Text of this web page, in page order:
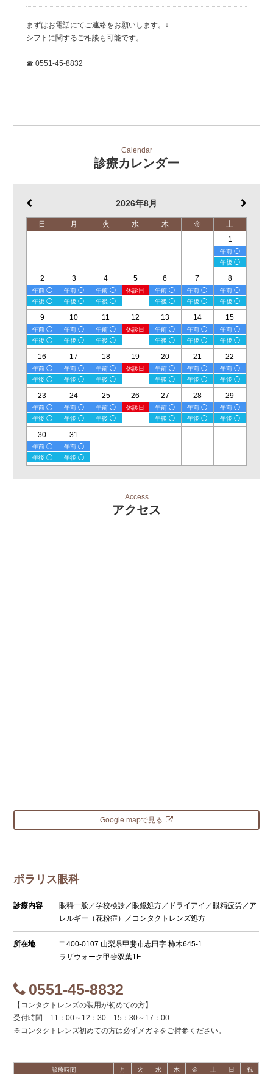
まずはお電話にてご連絡をお願いします。↓
シフトに関するご相談も可能です。
☎ 0551-45-8832
Calendar
診療カレンダー
2026年8月
日 月 火 水 木 金
土
1
午前 ◯
午後 ◯
2
午前 ◯
午後 ◯
3
午前 ◯
午後 ◯
4
午前 ◯
午後 ◯
5
休診日
6
午前 ◯
午後 ◯
7
午前 ◯
午後 ◯
8
午前 ◯
午後 ◯
9
午前 ◯
午後 ◯
10
午前 ◯
午後 ◯
11
午前 ◯
午後 ◯
12
休診日
13
午前 ◯
午後 ◯
14
午前 ◯
午後 ◯
15
午前 ◯
午後 ◯
16
午前 ◯
午後 ◯
17
午前 ◯
午後 ◯
18
午前 ◯
午後 ◯
19
休診日
20
午前 ◯
午後 ◯
21
午前 ◯
午後 ◯
22
午前 ◯
午後 ◯
23
午前 ◯
午後 ◯
24
午前 ◯
午後 ◯
25
午前 ◯
午後 ◯
26
休診日
27
午前 ◯
午後 ◯
28
午前 ◯
午後 ◯
29
午前 ◯
午後 ◯
30
午前 ◯
午後 ◯
31
午前 ◯
午後 ◯
Access
アクセス
Google mapで見る
ポラリス眼科
診療内容
眼科一般／学校検診／眼鏡処方／ドライアイ／眼精疲労／ア
レルギー（花粉症）／コンタクトレンズ処方
所在地
〒400-0107 山梨県甲斐市志田字 柿木645-1
ラザウォーク甲斐双葉1F
0551-45-8832
【コンタクトレンズの装用が初めての方】
受付時間 11：00～12：30 15：30～17：00
※コンタクトレンズ初めての方は必ずメガネをご持参ください。
診療時間 月 火 水 木 金 土 日 祝